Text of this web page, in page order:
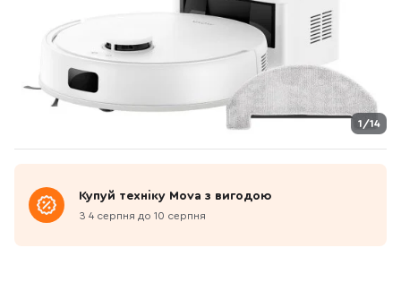
1/14
Купуй техніку Mova з вигодою
З 4 серпня до 10 серпня